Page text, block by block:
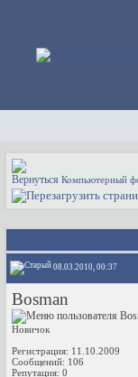
Компьютерный
08.03.2010, 00:37
Bosman
Новичок
Регистрация: 11.10.2009
Сообщений: 106
Репутация: 0